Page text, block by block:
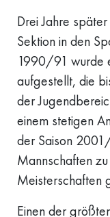
Drei Jahre
Sektion in den
1990/91 wurde
aufgestellt, die
der
einem stetigen
der Saison
Mannschaften
Meisterschaften
Einen der